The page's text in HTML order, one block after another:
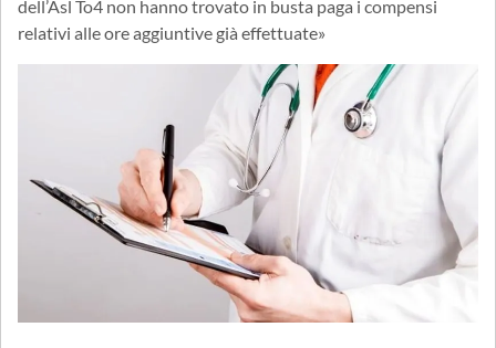
dell’Asl To4 non hanno trovato in busta paga i compensi
relativi alle ore aggiuntive già effettuate»